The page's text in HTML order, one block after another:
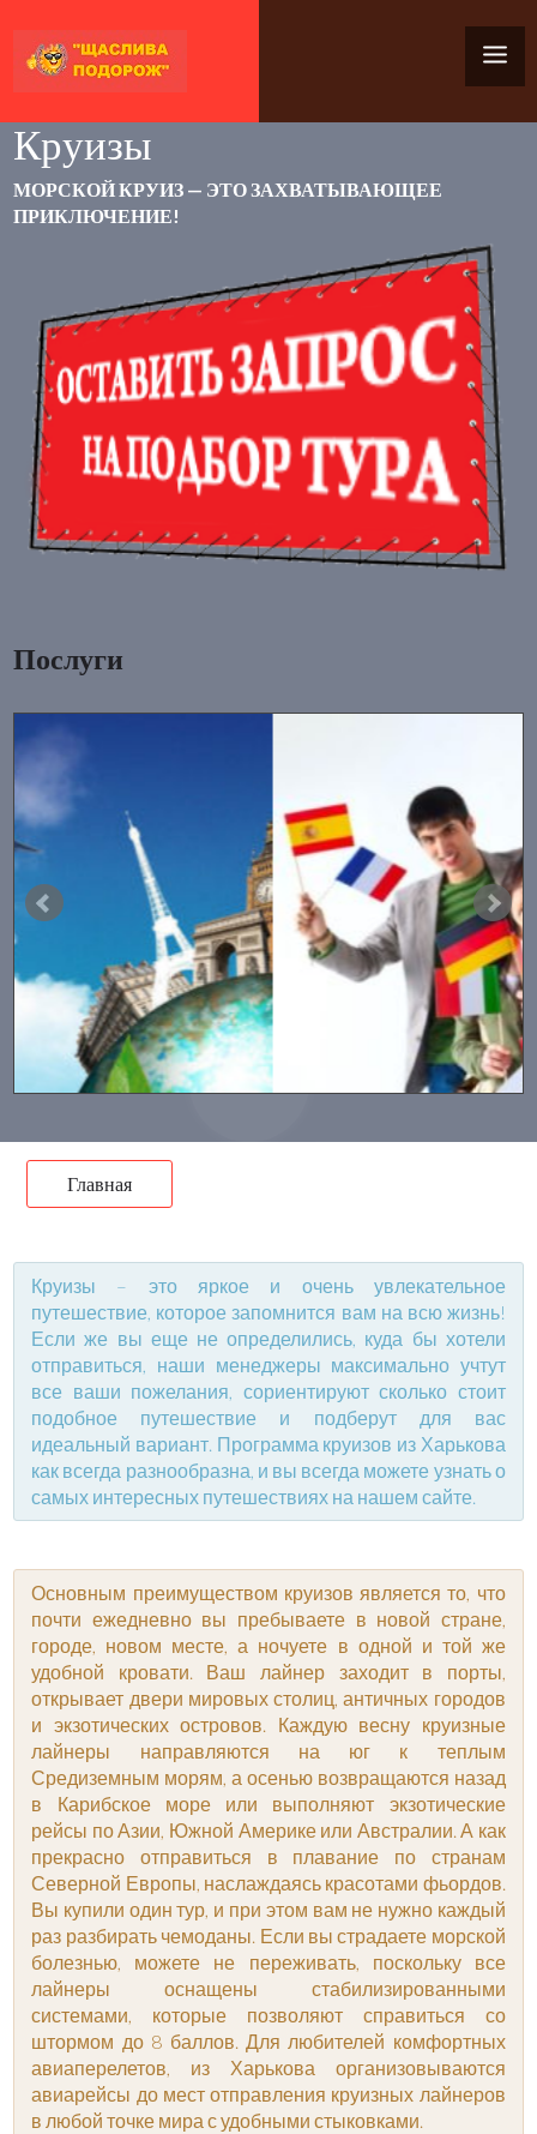
Круизы
МОРСКОЙ КРУИЗ — ЭТО ЗАХВАТЫВАЮЩЕЕ
ПРИКЛЮЧЕНИЕ!
Послуги
Главная
Круизы – это яркое и очень увлекательное
путешествие, которое запомнится вам на всю жизнь!
Если же вы еще не определились, куда бы хотели
отправиться, наши менеджеры максимально учтут
все ваши пожелания, сориентируют сколько стоит
подобное путешествие и подберут для вас
идеальный вариант. Программа круизов из Харькова
как всегда разнообразна, и вы всегда можете узнать о
самых интересных путешествиях на нашем сайте.
Основным преимуществом круизов является то, что
почти ежедневно вы пребываете в новой стране,
городе, новом месте, а ночуете в одной и той же
удобной кровати. Ваш лайнер заходит в порты,
открывает двери мировых столиц, античных городов
и экзотических островов. Каждую весну круизные
лайнеры направляются на юг к теплым
Средиземным морям, а осенью возвращаются назад
в Карибское море или выполняют экзотические
рейсы по Азии, Южной Америке или Австралии. А как
прекрасно отправиться в плавание по странам
Северной Европы, наслаждаясь красотами фьордов.
Вы купили один тур, и при этом вам не нужно каждый
раз разбирать чемоданы. Если вы страдаете морской
болезнью, можете не переживать, поскольку все
лайнеры оснащены стабилизированными
системами, которые позволяют справиться со
штормом до 8 баллов. Для любителей комфортных
авиаперелетов, из Харькова организовываются
авиарейсы до мест отправления круизных лайнеров
в любой точке мира с удобными стыковками.